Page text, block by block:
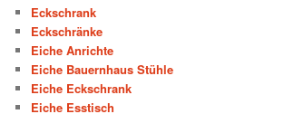
Eckschrank
Eckschränke
Eiche Anrichte
Eiche Bauernhaus Stühle
Eiche Eckschrank
Eiche Esstisch